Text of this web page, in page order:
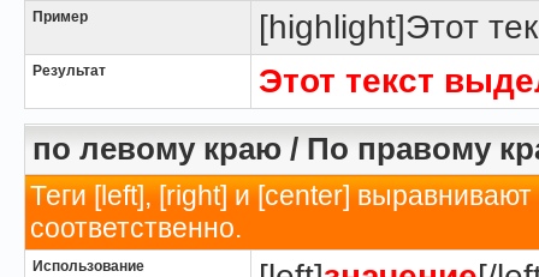
Пример [highlight]Этот
Результат Этот текст
по левому краю / По правому
Теги [left], [right] и [center]
соответственно.
Использование